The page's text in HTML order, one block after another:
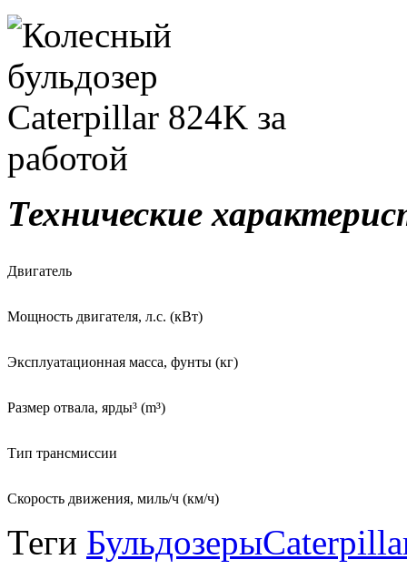
Технические
Двигатель
Мощность двигателя, л.с. (кВт)
Эксплуатационная масса, фунты (кг)
Размер отвала, ярды³ (m³)
Тип трансмиссии
Скорость движения, миль/ч (км/ч)
Теги Бульдозеры